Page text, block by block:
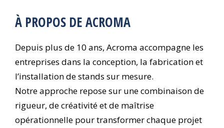
À PROPOS DE ACROMA
Depuis plus de 10 ans, Acroma accompagne les
entreprises dans la conception, la fabrication et
l’installation de stands sur mesure.
Notre approche repose sur une combinaison de
rigueur, de créativité et de maîtrise
opérationnelle pour transformer chaque projet